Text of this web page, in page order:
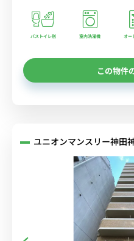
バストイレ別 室内洗濯機 オー
この物件
ユニオンマンスリー神田